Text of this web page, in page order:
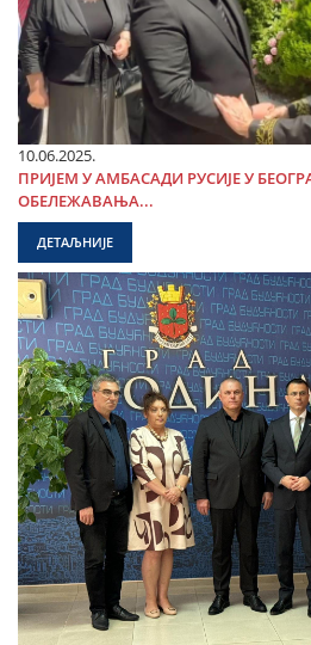
10.06.2025.
ПРИЈЕМ У АМБАСАДИ РУСИЈЕ У
ОБЕЛЕЖАВАЊА...
ДЕТАЉНИЈЕ